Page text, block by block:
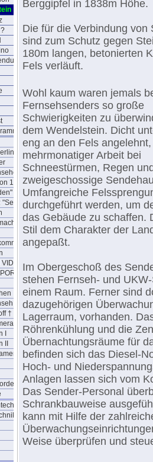
1936
"Senior"
†
Berggipfel in 1838m Höhe.
Die für die Verbindung
sind zum Schutz gegen
180m langen, betonierten
Fels verläuft.
Wohl kaum waren jemals
Fernsehsenders so große
Schwierigkeiten zu
dem Wendelstein. Dicht
eng an den Fels
mehrmonatiger Arbeit bei
Schneestürmen, Regen
zweigeschossige
Umfangreiche
durchgeführt werden, um
das Gebäude zu schaffen.
Stil dem Charakter der
angepaßt.
Im Obergeschoß des
stehen Fernseh- und
einem Raum. Ferner sind
dazugehörigen
Lagerraum, vorhanden.
Röhrenkühlung und die
Übernachtungsräume für
befinden sich das Diesel-
Hoch- und
Anlagen lassen sich vom
Das Sender-Personal
Schrankbauweise
kann mit Hilfe der
Weise überprüfen und